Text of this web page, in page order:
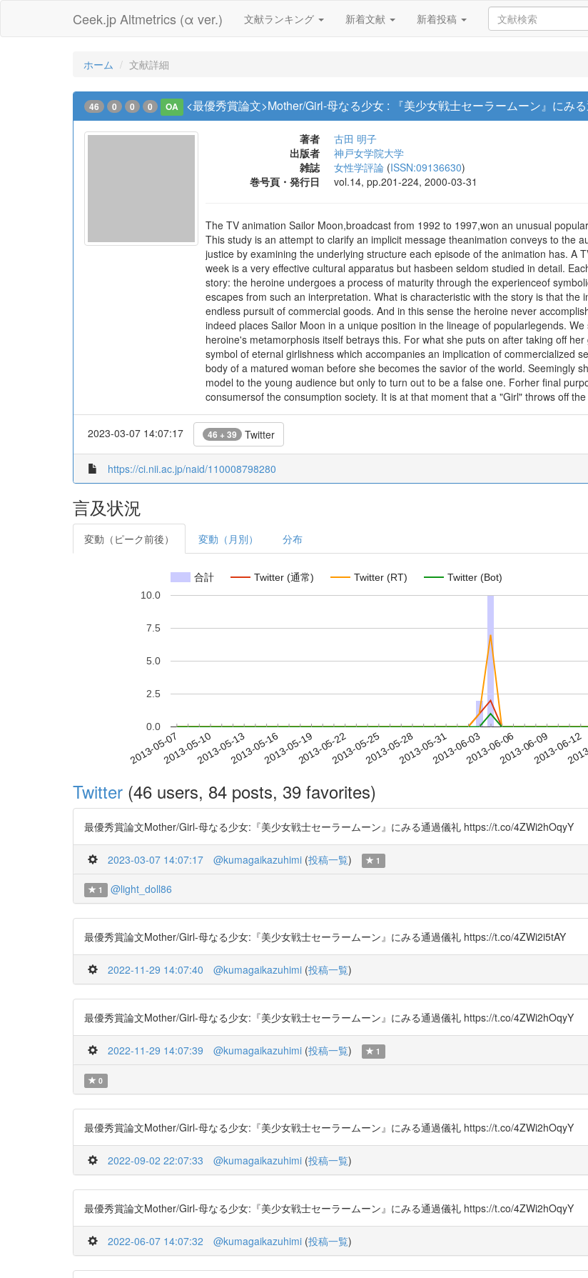
Ceek.jp Altmetrics (α ver.) 文献ランキング 新着文献 新着投稿
ホーム 文献詳細
46 0 0 0 OA <最優秀賞論文>Mother/Girl-母なる少女 : 『美少女戦士セーラームーン』にみ
著者
古田 明子
出版者
神戸女学院大学
雑誌
女性学評論 (ISSN:09136630)
巻号頁・発行日
vol.14, pp.201-224, 2000-03-31
The TV animation Sailor Moon,broadcast from 1992 to 1997,won an unusual
This study is an attempt to clarify an implicit message theanimation conveys to the
justice by examining the underlying structure each episode of the animation has. A
week is a very effective cultural apparatus but hasbeen seldom studied in detail.
story: the heroine undergoes a process of maturity through the experienceof
escapes from such an interpretation. What is characteristic with the story is that
endless pursuit of commercial goods. And in this sense the heroine never
indeed places Sailor Moon in a unique position in the lineage of popularlegends.
heroine's metamorphosis itself betrays this. For what she puts on after taking off
symbol of eternal girlishness which accompanies an implication of commercialized
body of a matured woman before she becomes the savior of the world. Seemingly
model to the young audience but only to turn out to be a false one. Forher final
consumersof the consumption society. It is at that moment that a "Girl" throws off
2023-03-07 14:07:17 46 + 39 Twitter
https://ci.nii.ac.jp/naid/110008798280
言及状況
変動（ピーク前後） 変動（月別） 分布
合計 Twitter (通常) Twitter (RT) Twitter (Bot)
2013-05-072013-05-102013-05-132013-05-162013-05-192013-05-222013-05-252013-05-282013-05-312013-06-032013-06-062013-06-092013-06-12
0.0
2.5
5.0
7.5
10.0
Twitter (46 users, 84 posts, 39 favorites)
最優秀賞論文Mother/Girl-母なる少女:『美少女戦士セーラームーン』にみる通過儀礼 https://t.co/4ZWi2hOqyY
2023-03-07 14:07:17 @kumagaikazuhimi (投稿一覧) 1
1 @light_doll86
最優秀賞論文Mother/Girl-母なる少女:『美少女戦士セーラームーン』にみる通過儀礼 https://t.co/4ZWi2i5tAY
2022-11-29 14:07:40 @kumagaikazuhimi (投稿一覧)
最優秀賞論文Mother/Girl-母なる少女:『美少女戦士セーラームーン』にみる通過儀礼 https://t.co/4ZWi2hOqyY
2022-11-29 14:07:39 @kumagaikazuhimi (投稿一覧) 1
0
最優秀賞論文Mother/Girl-母なる少女:『美少女戦士セーラームーン』にみる通過儀礼 https://t.co/4ZWi2hOqyY
2022-09-02 22:07:33 @kumagaikazuhimi (投稿一覧)
最優秀賞論文Mother/Girl-母なる少女:『美少女戦士セーラームーン』にみる通過儀礼 https://t.co/4ZWi2hOqyY
2022-06-07 14:07:32 @kumagaikazuhimi (投稿一覧)